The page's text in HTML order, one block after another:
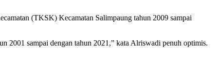
(TKSK) Kecamatan Salimpaung tahun 2009 sampai
2001 sampai dengan tahun 2021,” kata Alriswadi penuh optimis.